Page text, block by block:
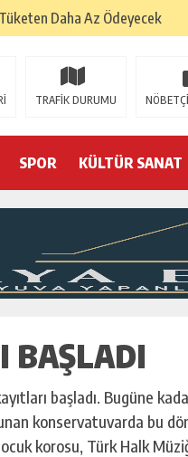
Daha Az Ödeyecek
TRAFİK DURUMU
SPOR KÜLTÜR SANAT
BAŞLADI
başladı. Bugüne
konservatuvarda bu
korosu, Türk Halk